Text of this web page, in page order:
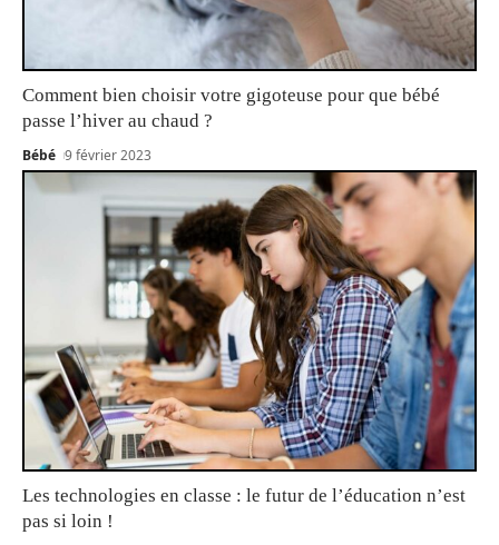
Comment bien choisir votre gigoteuse pour que bébé
passe l’hiver au chaud ?
Bébé 9 février 2023
Les technologies en classe : le futur de l’éducation n’est
pas si loin !